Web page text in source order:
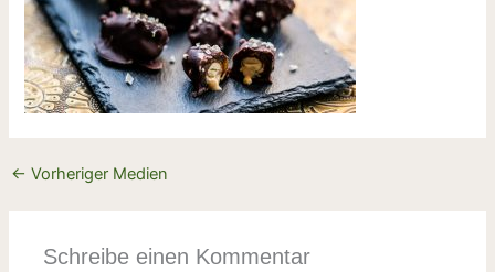
← Vorheriger Medien
Schreibe einen Kommentar